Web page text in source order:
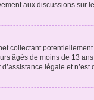
aux discussions sur
collectant
âgés de moins de 13
légale et